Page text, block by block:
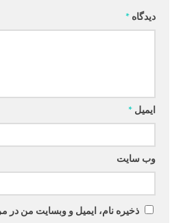
دیدگاه *
ایمیل *
وب‌ سایت
ذخیره نام، ایمیل و وبسایت من در